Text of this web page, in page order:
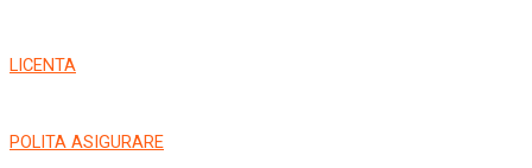
LICENTA
POLITA ASIGURARE